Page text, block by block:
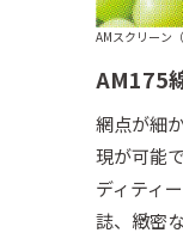
AMスクリーン
AM175
網点が細
現が可能で
ディティ
誌、緻密